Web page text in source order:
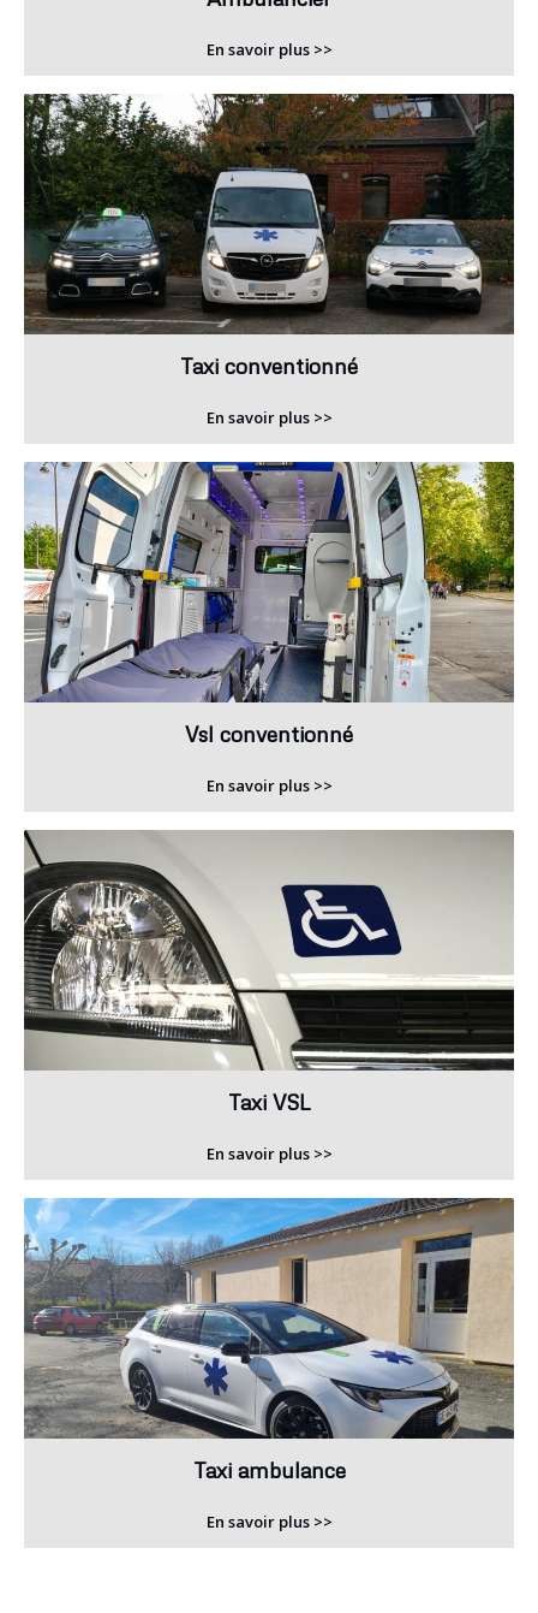
En savoir plus >>
Taxi conventionné
En savoir plus >>
Vsl conventionné
En savoir plus >>
Taxi VSL
En savoir plus >>
Taxi ambulance
En savoir plus >>